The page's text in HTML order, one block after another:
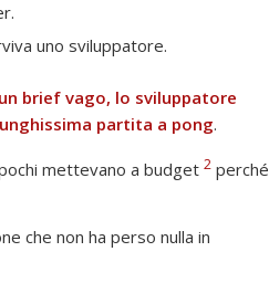
uno sviluppatore.
brief vago, lo sviluppatore
partita a pong.
mettevano a budget 2 perché
che non ha perso nulla in